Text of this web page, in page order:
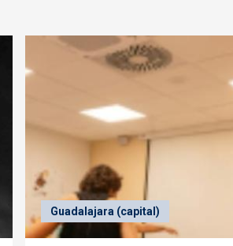
Guadalajara (capital)